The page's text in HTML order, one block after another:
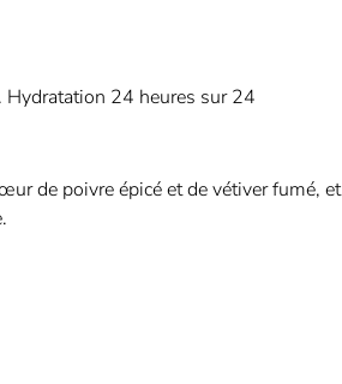
Hydratation 24 heures sur 24
de poivre épicé et de vétiver fumé,